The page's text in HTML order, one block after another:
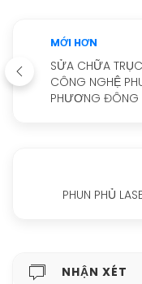
MỚI HƠN
SỬA CHỮA
CÔNG NGHỆ
PHƯƠNG ĐÔNG
PHUN PHỦ
NHẬN XÉT